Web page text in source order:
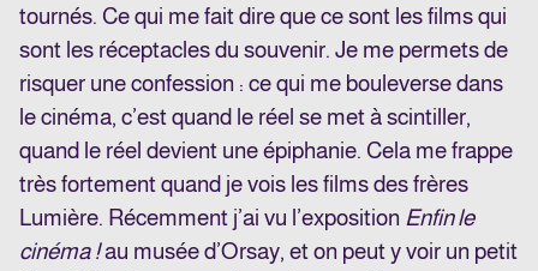
tournés. Ce qui me fait dire que ce sont les films qui
sont les réceptacles du souvenir. Je me permets de
risquer une confession : ce qui me bouleverse dans
le cinéma, c’est quand le réel se met à scintiller,
quand le réel devient une épiphanie. Cela me frappe
très fortement quand je vois les films des frères
Lumière. Récemment j’ai vu l’exposition Enfin le
cinéma !au musée d’Orsay, et on peut y voir un petit